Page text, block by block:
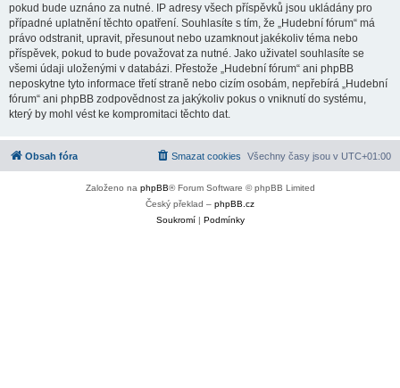
pokud bude uznáno za nutné. IP adresy všech příspěvků jsou ukládány pro
případné uplatnění těchto opatření. Souhlasíte s tím, že „Hudební fórum“ má
právo odstranit, upravit, přesunout nebo uzamknout jakékoliv téma nebo
příspěvek, pokud to bude považovat za nutné. Jako uživatel souhlasíte se
všemi údaji uloženými v databázi. Přestože „Hudební fórum“ ani phpBB
neposkytne tyto informace třetí straně nebo cizím osobám, nepřebírá „Hudební
fórum“ ani phpBB zodpovědnost za jakýkoliv pokus o vniknutí do systému,
který by mohl vést ke kompromitaci těchto dat.
Obsah fóra Všechny časy jsou v UTC+01:00
Smazat cookies
Založeno na phpBB® Forum Software © phpBB Limited
Český překlad – phpBB.cz
Soukromí| Podmínky